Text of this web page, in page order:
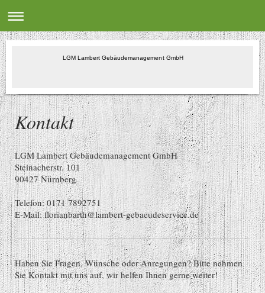
LGM Lambert Gebäudemanagement GmbH
Kontakt
LGM Lambert Gebäudemanagement GmbH
Steinacherstr. 101
90427Nürnberg
Telefon: 0171 7892751
E-Mail:florianbarth@lambert-gebaeudeservice.de
Haben Sie Fragen, Wünsche oder Anregungen? Bitte nehmen
Sie Kontakt mit uns auf, wir helfen Ihnen gerne weiter!